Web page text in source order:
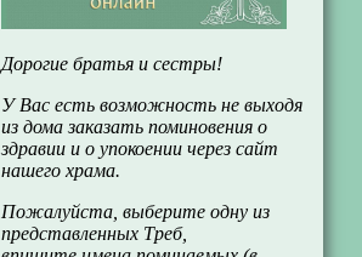
Дорогие братья и сестры!
У Вас есть возможность не выходя
из дома заказать поминовения о
здравии и о упокоении через сайт
нашего храма.
Пожалуйста, выберите одну из
представленных Треб,